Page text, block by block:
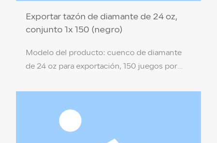
Exportar tazón de diamante de 24 oz,
conjunto 1x 150 (negro)
Modelo del producto: cuenco de diamante
de 24 oz para exportación, 150 juegos por
x 7 x 9,4 cm Material del producto: PP de
el medio ambiente) Color de la caja: Negro
Temperatura de resistencia: 110 ℃ / -18 ℃